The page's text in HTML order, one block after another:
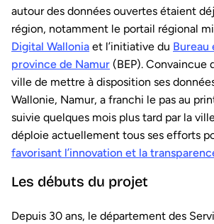
autour des données ouvertes étaient
région, notamment le portail régional
Digital Wallonia et l’initiative du Bureau
province de Namur (BEP). Convaincue
ville de mettre à disposition ses
Wallonie, Namur, a franchi le pas au
suivie quelques mois plus tard par la
déploie actuellement tous ses efforts
favorisant l’innovation et la
Les débuts du projet
Depuis 30 ans, le département des